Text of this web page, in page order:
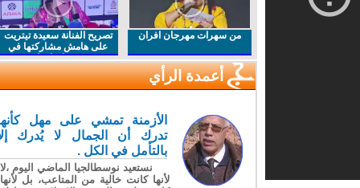
من سهرات مهرجان افران
تصريح الفنانة سعيدة تيتريت
على هامش مشاركتها في
مهرجان افران
أعمدة الرأي
الأزمنة تمشي على مهل كأنها
تدرك أن الجمال لا يُدرك إلا
بالتأمل في الكل .
نستعيد نوسطالجيا الماضي اليوم ،لا
لأنها كانت خالية من المتاعب، بل لأنها